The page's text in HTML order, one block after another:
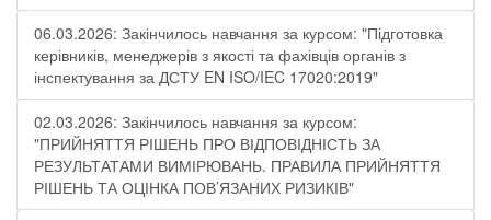
06.03.2026: Закінчилось навчання за курсом: "Підготовка
керівників, менеджерів з якості та фахівців органів з
інспектування за ДСТУ EN ISO/IEC 17020:2019"
02.03.2026: Закінчилось навчання за курсом:
"ПРИЙНЯТТЯ РІШЕНЬ ПРО ВІДПОВІДНІСТЬ ЗА
РЕЗУЛЬТАТАМИ ВИМІРЮВАНЬ. ПРАВИЛА ПРИЙНЯТТЯ
РІШЕНЬ ТА ОЦІНКА ПОВ’ЯЗАНИХ РИЗИКІВ"